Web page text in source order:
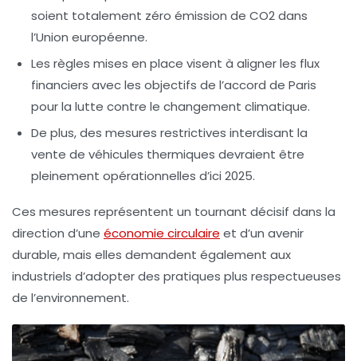
soient totalement zéro émission de CO2 dans
l’Union européenne.
Les règles mises en place visent à aligner les flux
financiers avec les objectifs de l’accord de Paris
pour la lutte contre le changement climatique.
De plus, des mesures restrictives interdisant la
vente de véhicules thermiques devraient être
pleinement opérationnelles d’ici 2025.
Ces mesures représentent un tournant décisif dans la
direction d’une économie circulaire et d’un avenir
durable, mais elles demandent également aux
industriels d’adopter des pratiques plus respectueuses
de l’environnement.